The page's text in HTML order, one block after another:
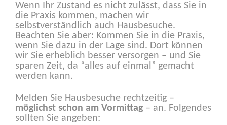
Wenn Ihr Zustand es nicht zulässt, dass Sie in
die Praxis kommen, machen wir
selbstverständlich auch Hausbesuche.
Beachten Sie aber: Kommen Sie in die Praxis,
wenn Sie dazu in der Lage sind. Dort können
wir Sie erheblich besser versorgen – und Sie
sparen Zeit, da “alles auf einmal” gemacht
werden kann.
Melden Sie Hausbesuche rechtzeitig –
möglichst schon am Vormittag– an. Folgendes
sollten Sie angeben: